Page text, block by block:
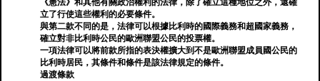
《憲法》和其他有關政治權利的法律，除了確立這種地位之外，還確
立了行使這些權利的必要條件。
與第二款不同的是，法律可以根據比利時的國際義務和超國家義務，
確立對非比利時公民的歐洲聯盟公民的投票權。
一項法律可以將前款所指的表決權擴大到不是歐洲聯盟成員國公民的
比利時居民，其條件和條件是該法律規定的條件。
過渡條款